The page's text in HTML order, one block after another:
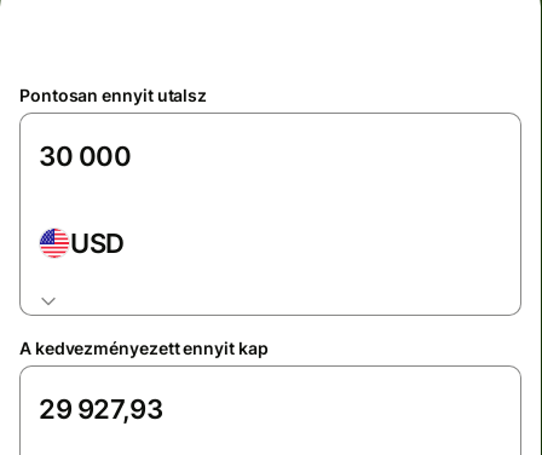
Pontosan ennyit utalsz
USD
A kedvezményezett ennyit kap